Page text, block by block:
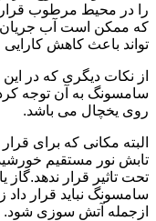
را در محیط مرطوب قرار
که ممکن است آب جریان
تواند باعث کاهش
از نکات دیگری که در
سامسونگ به آن توجه
روی یخچال می باشد.
البته مکانی که برای
تابش نور مستقیم خورشید
تحت تاثیر قرار ندهد.گاز
سامسونگ نباید قرار
ازجمله آتش سوزی شود.